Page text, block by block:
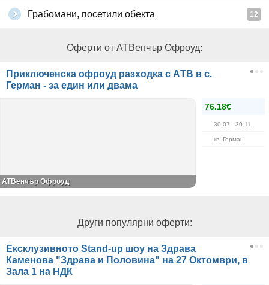
Грабомани, посетили обекта 12
Оферти от АТВенчър Офроуд:
Приключенска офроуд разходкa с АTВ в с.
Герман - за един или двама
76.18€
30.07 - 30.11
кв. Герман
АТВенчър Офроуд
Други популярни оферти:
Ексклузивното Stand-up шоу на Здрава
Каменова "Здрава и Половина" на 27 Октомври, в
Зала 1 на НДК